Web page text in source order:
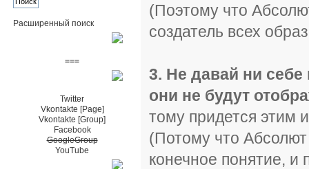
Расширенный поиск
===
Twitter
Vkontakte [Page]
Vkontakte [Group]
Facebook
GoogleGroup
YouTube
(Поэтому что
создатель всех
3. Не давай ни
они не будут
тому придется этим
(Потому что
конечное понятие, и